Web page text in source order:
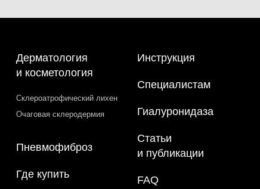
Дерматология
и косметология
Склероатрофический лихен
Очаговая склеродермия
Пневмофиброз
Где купить
Инструкция
Специалистам
Гиалуронидаза
Статьи
и публикации
FAQ